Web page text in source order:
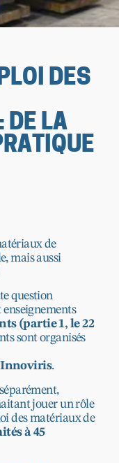
DES
DE LA
de
mais aussi
question
enseignements
(partie 1, le 22
sont organisés
Innoviris.
jouer un rôle
des matériaux de
à 45